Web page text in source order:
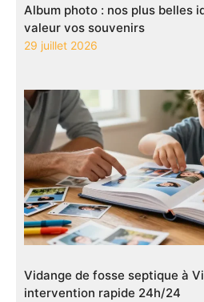
Album photo : nos plus belles
valeur vos souvenirs
29 juillet 2026
Vidange de fosse septique à
intervention rapide 24h/24